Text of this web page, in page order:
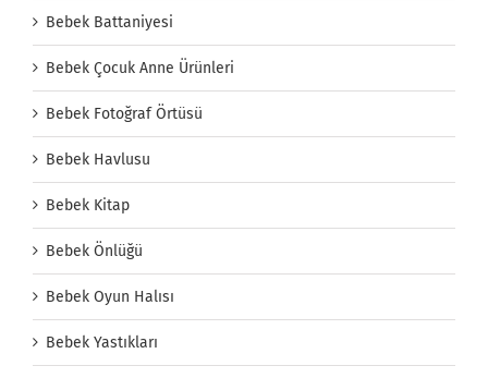
Bebek Battaniyesi
Bebek Çocuk Anne Ürünleri
Bebek Fotoğraf Örtüsü
Bebek Havlusu
Bebek Kitap
Bebek Önlüğü
Bebek Oyun Halısı
Bebek Yastıkları